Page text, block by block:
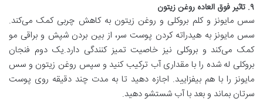
۹. تاثیر فوق العاده روغن زیتون
سس مایونز و کلم بروکلی و روغن زیتون به کاهش چربی کمک می‌کند.
سس مایونز به هیدراته کردن پوست سر، از بین بردن شپش و براقی مو
کمک می‌کند و بروکلی نیز خاصیت تمیز کنندگی دارد.یک دوم فنجان
بروکلی له شده را با مقداری آب ترکیب کنید و سپس روغن زیتون و سس
مایونز را با هم بیفزایید. اجازه دهید تا به مدت چند دقیقه روی پوست
سرتان بماند و بعد با آب شستشو دهید.